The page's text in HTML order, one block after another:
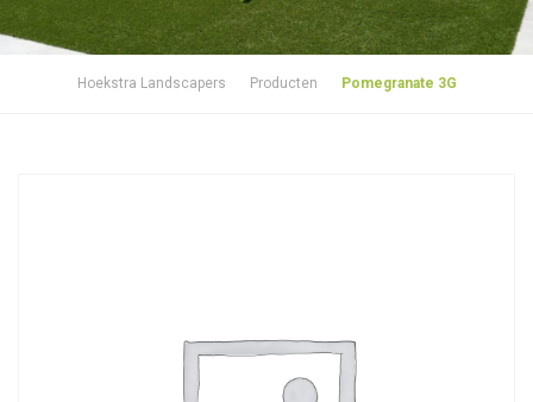
Hoekstra Landscapers Producten Pomegranate 3G